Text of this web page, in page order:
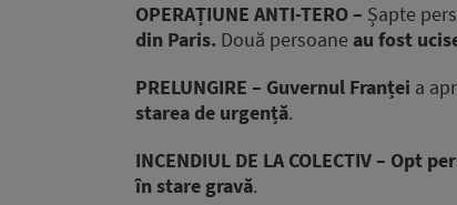
OPERAȚIUNE ANTI-TERO – Șapte
din Paris. Două persoane au fost
PRELUNGIRE – Guvernul Franței a
starea de urgență.
INCENDIUL DE LA COLECTIV – Opt
în stare gravă.